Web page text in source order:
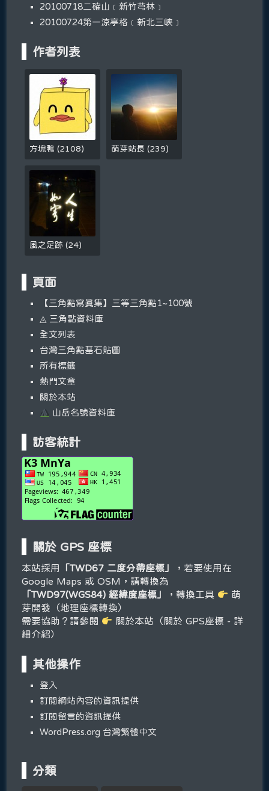
20100718二確山﹝新竹芎林﹞
20100724第一涼亭格﹝新北三峽﹞
作者列表
方塊鴨(2108) 萌芽站長(239)
風之足跡(24)
頁面
【三角點寫真集】三等三角點1~100號
◬ 三角點資料庫
全文列表
台灣三角點基石貼圖
所有標籤
熱門文章
關於本站
山岳名號資料庫
訪客統計
關於 GPS 座標
本站採用 「TWD67 二度分帶座標」
，若要使用在
Google Maps 或 OSM，請轉換為
「TWD97(WGS84) 經緯度座標」
，轉換工具
萌
芽開發（地理座標轉換）
需要協助？請參閱
關於本站（關於 GPS座標 - 詳
細介紹）
其他操作
登入
訂閱網站內容的資訊提供
訂閱留言的資訊提供
WordPress.org 台灣繁體中文
分類